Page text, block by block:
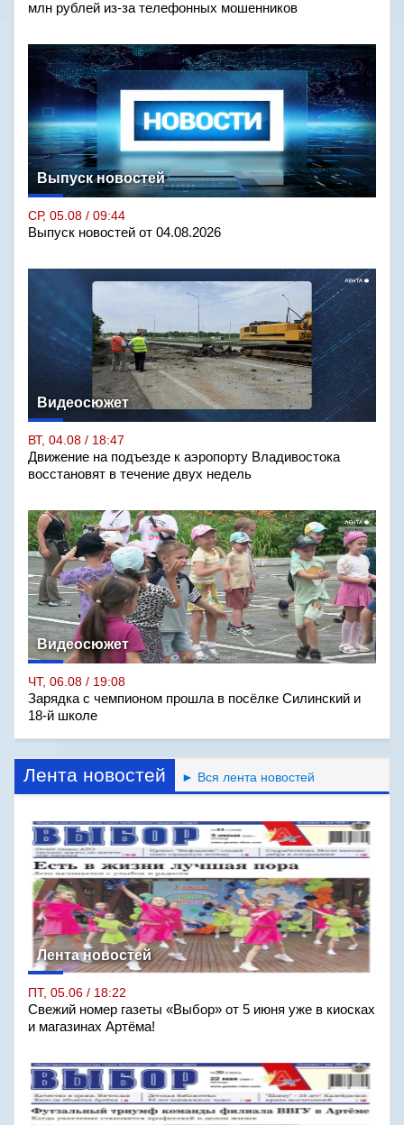
млн рублей из-за телефонных мошенников
Выпуск новостей
СР, 05.08 / 09:44
Выпуск новостей от 04.08.2026
Видеосюжет
ВТ, 04.08 / 18:47
Движение на подъезде к аэропорту Владивостока
восстановят в течение двух недель
Видеосюжет
ЧТ, 06.08 / 19:08
Зарядка с чемпионом прошла в посёлке Силинский и
18-й школе
Лента новостей ► Вся лента новостей
Лента новостей
ПТ, 05.06 / 18:22
Свежий номер газеты «Выбор» от 5 июня уже в киосках
и магазинах Артёма!